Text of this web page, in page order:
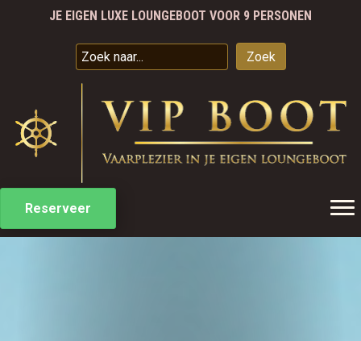
SPECIALE ARRANGEMENTEN
VAARBEWIJS IS NIET NODIG
JE EIGEN LUXE LOUNGEBOOT VOOR 9 PERSONEN
Zoek
Reserveer